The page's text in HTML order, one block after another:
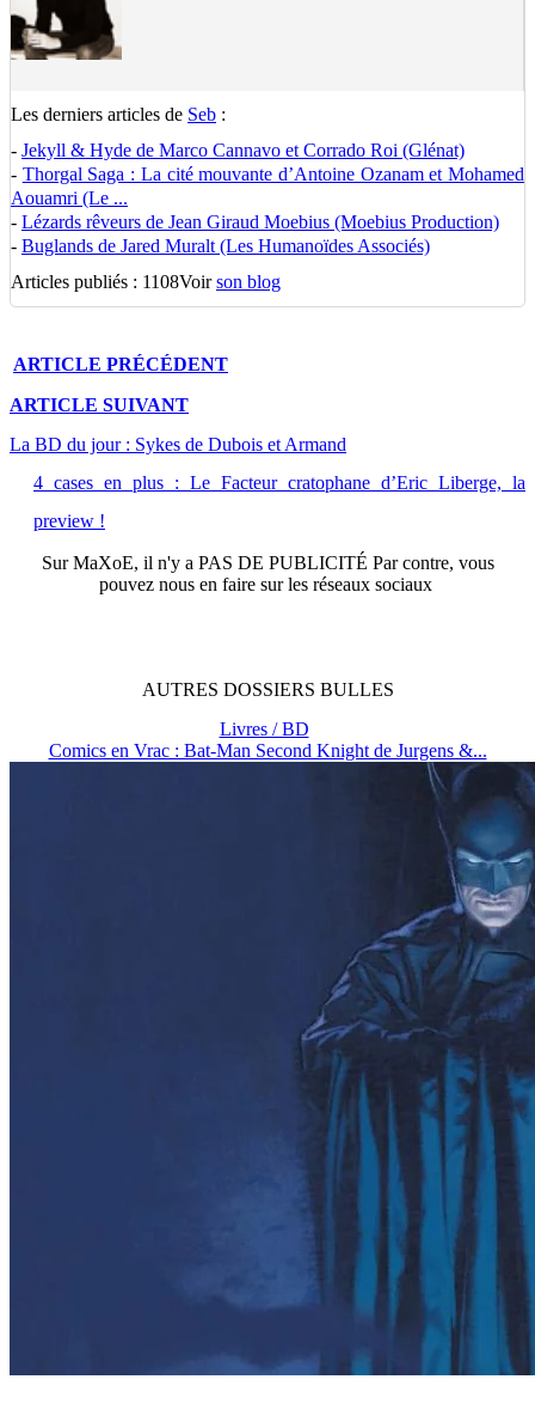
Les derniers articles de Seb :
- Jekyll & Hyde de Marco Cannavo et Corrado Roi (Glénat)
- Thorgal Saga : La cité mouvante d’Antoine Ozanam et Mohamed
Aouamri (Le ...
- Lézards rêveurs de Jean Giraud Moebius (Moebius Production)
- Buglands de Jared Muralt (Les Humanoïdes Associés)
Articles publiés : 1108Voirson blog
ARTICLE PRÉCÉDENT
ARTICLE SUIVANT
La BD du jour : Sykes de Dubois et Armand
4 cases en plus : Le Facteur cratophane d’Eric Liberge, la
preview !
SurMaXoE, il n'y a PAS DE PUBLICITÉ Par contre, vous
pouvez nous en faire sur les réseaux sociaux
AUTRES DOSSIERS BULLES
Livres / BD
Comics en Vrac : Bat-Man Second Knight de Jurgens &...